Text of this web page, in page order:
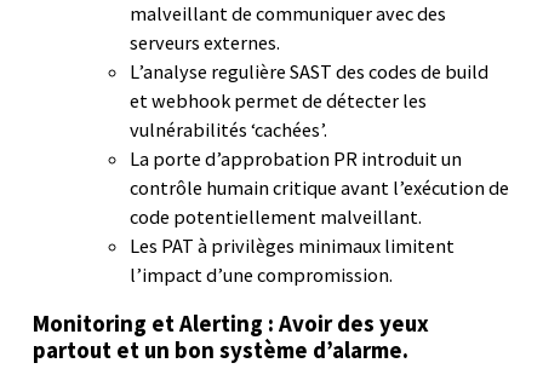
malveillant de communiquer avec des
serveurs externes.
L’analyse regulière SAST des codes de build
et webhook permet de détecter les
vulnérabilités ‘cachées’.
La porte d’approbation PR introduit un
contrôle humain critique avant l’exécution de
code potentiellement malveillant.
Les PAT à privilèges minimaux limitent
l’impact d’une compromission.
Monitoring et Alerting : Avoir des yeux
partout et un bon système d’alarme.